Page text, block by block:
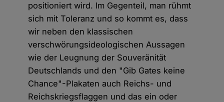
positioniert wird. Im Gegenteil, man rühmt
sich mit Toleranz und so kommt es, dass
wir neben den klassischen
verschwörungsideologischen Aussagen
wie der Leugnung der Souveränität
Deutschlands und den "Gib Gates keine
Chance"-Plakaten auch Reichs- und
Reichskriegsflaggen und das ein oder